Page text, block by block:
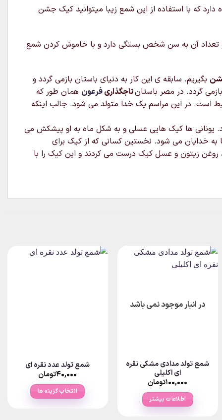
شمع کوچک به همراه دارد که با استفاده از این شمع زیبا میتوانید کیک جشن
تعداد آن به سن شخص بستگی دارد و با خاموش کردن شمع
بگیریم. سابقه ی این کار به دنیای باستان بازمی گردد و
تاجگذاریفرعون همان طور که
است. در این مراسم یک خدا متولد می شود. جالب اینکه
یونانی ها کیک هایی عسلی و به شکل ماه به او پیشکش می
به خدایان می شود. نخستین کسانی که از کیک برای
روغن زیتون و عسل کیک درست می کردند و این کیک را با
در انبار موجود نمی باشد
شمع تولد مدادی مشکی نقره
ای اکلیلی
۱۰۰,۰۰۰تومان
اطلاعات بیشتر
شمع تولد عدد نقره ای
۴۰,۰۰۰تومان
انتخاب گزینه ها